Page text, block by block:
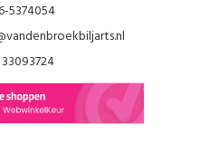
5374054
33093724